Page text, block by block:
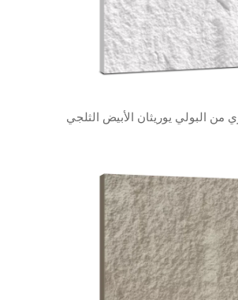
البولي يوريثان الأبيض الثلجي